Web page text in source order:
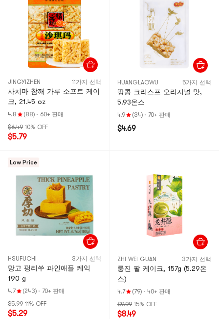
JINGYIZHEN 11가지 선택
사치마 참깨 가루 소프트 케이
크, 21.45 oz
4.8 (88) · 60+ 판매
$6.49 10% OFF
$5.79
HUANGLAOWU 5가지 선택
땅콩 크리스프 오리지널 맛,
5.93온스
4.9 (34) · 70+ 판매
$4.69
Low Price
HSUFUCHI 3가지 선택
망고 펑리쑤 파인애플 케익
190 g
4.7 (243) · 70+ 판매
$5.99 11% OFF
$5.29
ZHI WEI GUAN 3가지 선택
룽진 팥 케이크, 157g (5.29온
스)
4.7 (79) · 40+ 판매
$9.99 15% OFF
$8.49